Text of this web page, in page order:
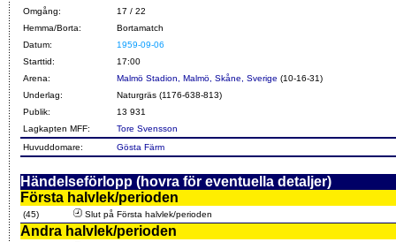
Omgång:
17 / 22
Hemma/Borta:
Bortamatch
Datum:
1959-09-06
Starttid:
17:00
Arena:
Malmö Stadion, Malmö, Skåne, Sverige (10-16-31)
Underlag:
Naturgräs (1176-638-813)
Publik:
13 931
Lagkapten MFF:
Tore Svensson
Huvuddomare:
Gösta Färm
Händelseförlopp (hovra för eventuella detaljer)
Första halvlek/perioden
(45) Slut på Första halvlek/perioden
Andra halvlek/perioden